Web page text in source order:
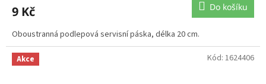
9 Kč Do košíku
Oboustranná podlepová servisní páska, délka 20 cm.
Akce Kód: 1624406